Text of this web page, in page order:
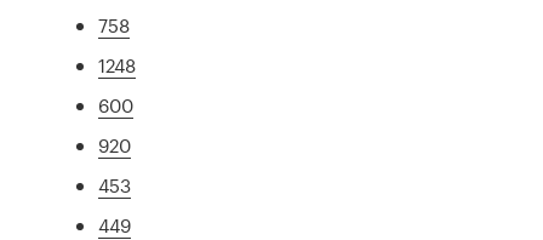
758
1248
600
920
453
449